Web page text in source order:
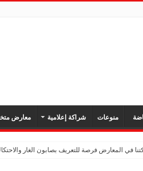
منوعات شراكة إعلامية معارض
في المعارض فرصة للتعريف بصابون الغار